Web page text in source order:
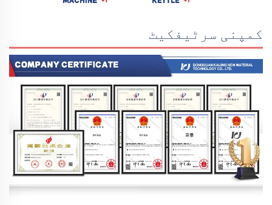
کمپنی سرٹیفکیٹ